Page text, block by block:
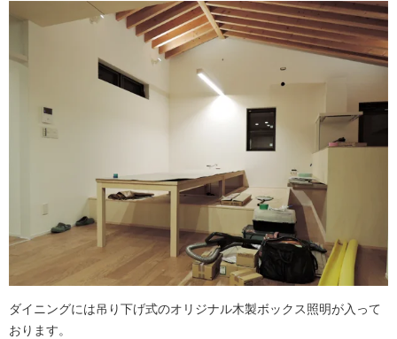
ダイニングには吊り下げ式のオリジナル木製ボックス照明が入って
おります。